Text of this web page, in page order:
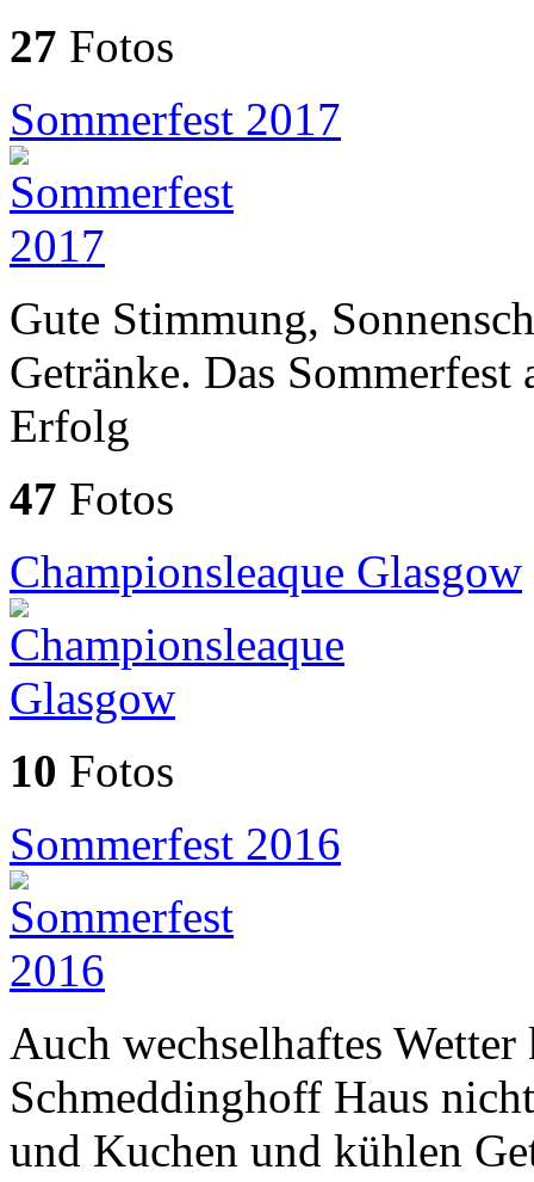
27 Fotos
Sommerfest 2017
Gute Stimmung,
Getränke. Das
Erfolg
47 Fotos
Championsleaque Glasgow
10 Fotos
Sommerfest 2016
Auch wechselhaftes
Schmeddinghoff Haus
und Kuchen und kühlen